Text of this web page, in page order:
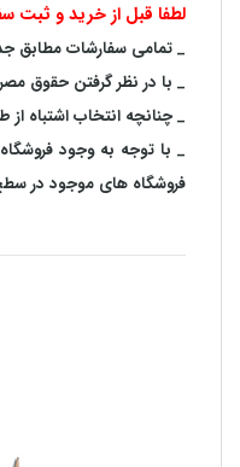
لطفا قبل از خرید و ثبت
_ تمامی سفارشات مطابق
_ با در نظر گرفتن حقوق
_ چنانچه انتخاب اشتباه
_ با توجه به‌ وجود
فروشگاه های موجود در